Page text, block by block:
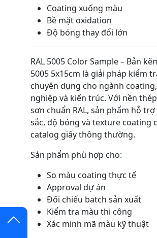
Coating xuống màu
Bề mặt oxidation
Độ bóng thay đổi lớn
RAL 5005 Color Sample – Bản
5005 5x15cm là giải pháp kiểm
chuyên dụng cho ngành
nghiệp và kiến trúc. Với nền
sơn chuẩn RAL, sản phẩm hỗ
sắc, độ bóng và texture coating
catalog giấy thông thường.
Sản phẩm phù hợp cho:
So màu coating thực tế
Approval dự án
Đối chiếu batch sản xuất
Kiểm tra màu thi công
Xác minh mã màu kỹ thuật